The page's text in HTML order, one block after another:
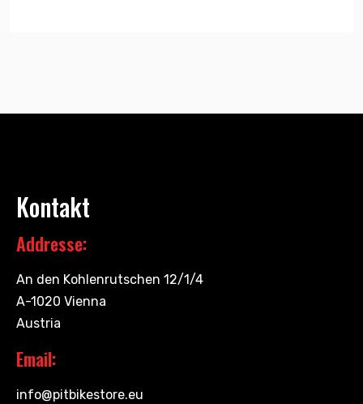
Kontakt
Addresse:
An den Kohlenrutschen 12/1/4
A-1020 Vienna
Austria
Email:
info@pitbikestore.eu